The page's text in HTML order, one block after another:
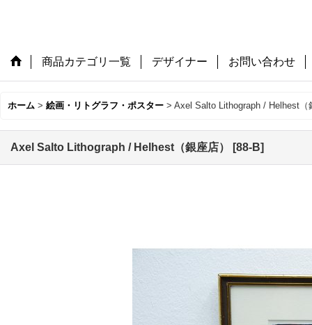
商品カテゴリ一覧 デザイナー お問い合わせ
ホーム > 絵画・リトグラフ・ポスター > Axel Salto Lithograph / Helhest（
Axel Salto Lithograph / Helhest（銀座店） [88-B]